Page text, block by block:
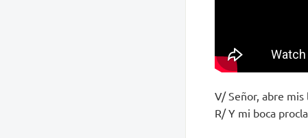
V/ Señor, abre mis
R/ Y mi boca